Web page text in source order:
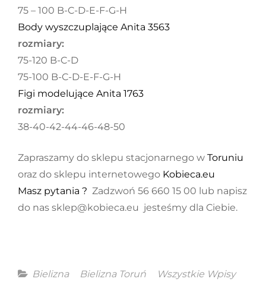
75 – 100 B-C-D-E-F-G-H
Body wyszczuplające Anita 3563
rozmiary:
75-120 B-C-D
75-100 B-C-D-E-F-G-H
Figi modelujące Anita 1763
rozmiary:
38-40-42-44-46-48-50
Zapraszamy do sklepu stacjonarnego w Toruniu
oraz do sklepu internetowego Kobieca.eu
Masz pytania ? Zadzwoń 56 660 15 00 lub napisz
do nas sklep@kobieca.eu jesteśmy dla Ciebie.
Categories
Bielizna Bielizna Toruń Wszystkie Wpisy